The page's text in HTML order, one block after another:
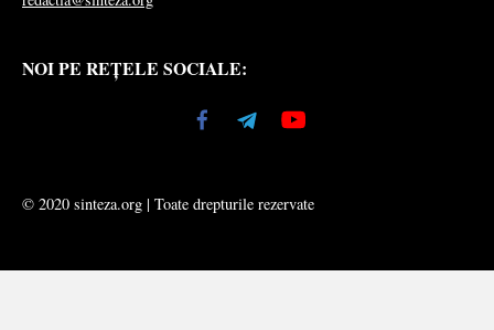
NOI PE REȚELE SOCIALE:
© 2020 sinteza.org | Toate drepturile rezervate